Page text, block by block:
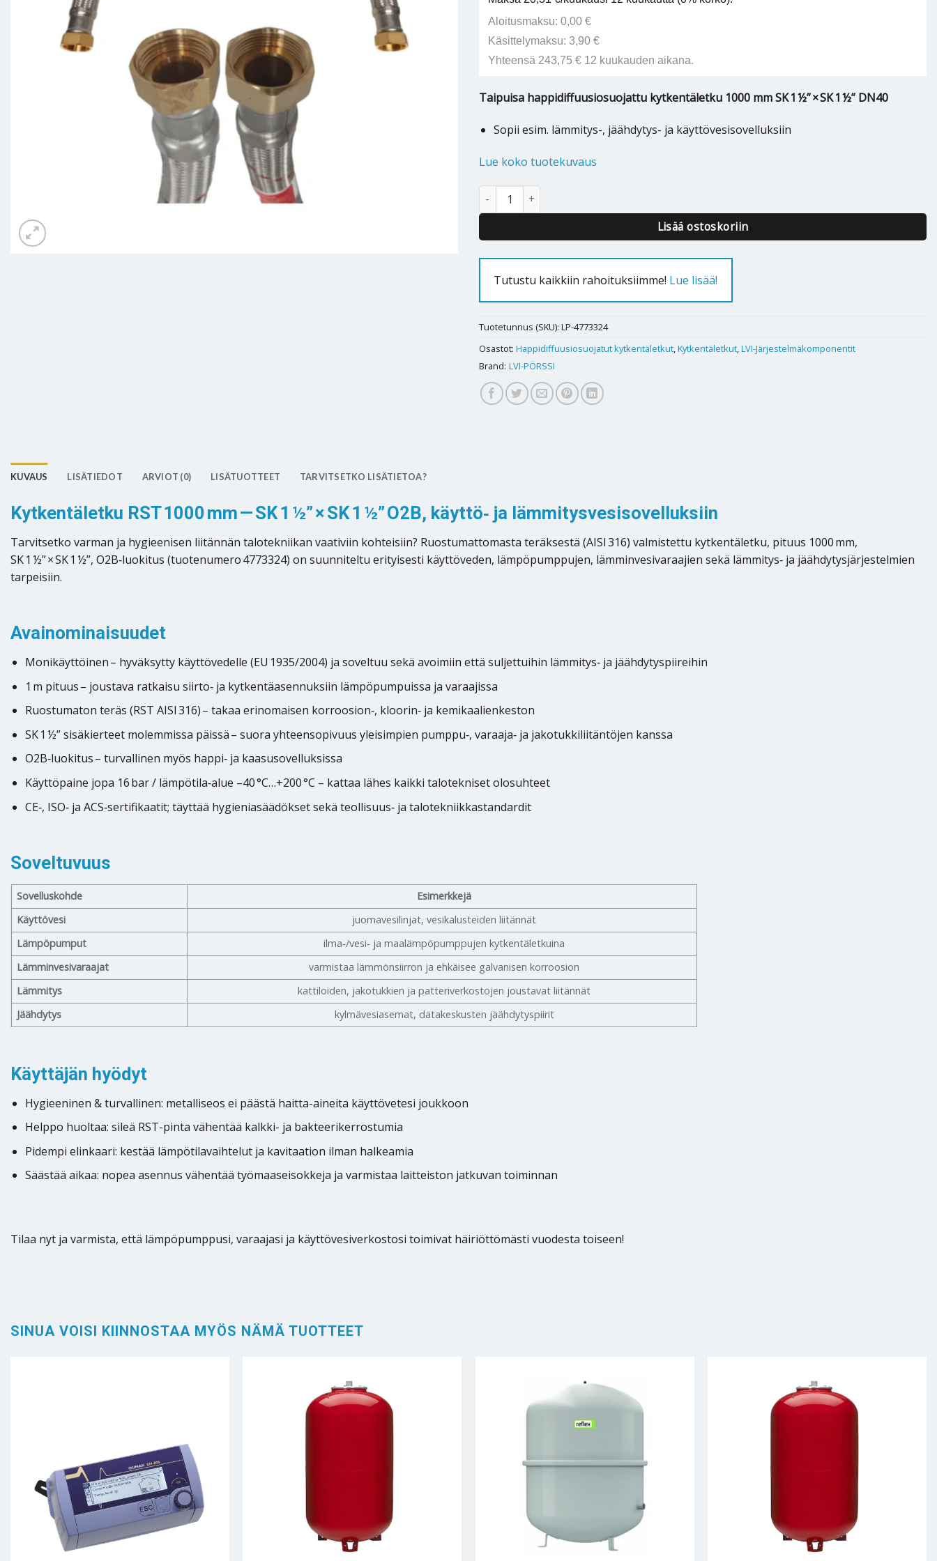
Aloitusmaksu: 0,00 €
Käsittelymaksu: 3,90 €
Yhteensä 243,75 € 12 kuukauden aikana.
Taipuisa happidiffuusiosuojattu kytkentäletku 1000 mm SK 1 ½” × SK 1 ½” DN40
Sopii esim. lämmitys-, jäähdytys- ja käyttövesisovelluksiin
Lue koko tuotekuvaus
KYTKENTÄLETKU 1000mm RST SK 1 1/2" x SK 1 1/2" O2B määrä
Lisää ostoskoriin
Tutustu kaikkiin rahoituksiimme! Lue lisää!
Tuotetunnus (SKU): LP-4773324
Osastot: Happidiffuusiosuojatut kytkentäletkut,Kytkentäletkut,LVI-Järjestelmäkomponentit
Brand: LVI-PÖRSSI
KUVAUS LISÄTIEDOT ARVIOT (0) LISÄTUOTTEET TARVITSETKO LISÄTIETOA?
Kytkentäletku RST 1000 mm — SK 1 ½” × SK 1 ½” O2B, käyttö‑ ja lämmitysvesisovelluksiin
Tarvitsetko varman ja hygieenisen liitännän talotekniikan vaativiin kohteisiin? Ruostumattomasta teräksestä (AISI 316) valmistettu kytkentäletku, pituus 1000 mm,
SK 1 ½” × SK 1 ½”, O2B‑luokitus (tuotenumero 4773324) on suunniteltu erityisesti käyttöveden, lämpöpumppujen, lämminvesivaraajien sekä lämmitys‑ ja jäähdytysjärjestelmien
tarpeisiin.
Avainominaisuudet
Monikäyttöinen – hyväksytty käyttövedelle (EU 1935/2004) ja soveltuu sekä avoimiin että suljettuihin lämmitys‑ ja jäähdytyspiireihin
1 m pituus – joustava ratkaisu siirto‑ ja kytkentäasennuksiin lämpöpumpuissa ja varaajissa
Ruostumaton teräs (RST AISI 316) – takaa erinomaisen korroosion‑, kloorin‑ ja kemikaalienkeston
SK 1 ½” sisäkierteet molemmissa päissä – suora yhteensopivuus yleisimpien pumppu‑, varaaja‑ ja jakotukkiliitäntöjen kanssa
O2B‑luokitus – turvallinen myös happi‑ ja kaasusovelluksissa
Käyttöpaine jopa 16 bar / lämpötila‑alue –40 °C…+200 °C – kattaa lähes kaikki talotekniset olosuhteet
CE‑, ISO‑ ja ACS‑sertifikaatit; täyttää hygieniasäädökset sekä teollisuus‑ ja talotekniikkastandardit
Soveltuvuus
Sovelluskohde
Esimerkkejä
Käyttövesi
juomavesilinjat, vesikalusteiden liitännät
Lämpöpumput
ilma‑/vesi‑ ja maalämpöpumppujen kytkentäletkuina
Lämminvesivaraajat
varmistaa lämmönsiirron ja ehkäisee galvanisen korroosion
Lämmitys
kattiloiden, jakotukkien ja patteriverkostojen joustavat liitännät
Jäähdytys
kylmävesiasemat, datakeskusten jäähdytyspiirit
Käyttäjän hyödyt
Hygieeninen & turvallinen: metalliseos ei päästä haitta-aineita käyttövetesi joukkoon
Helppo huoltaa: sileä RST-pinta vähentää kalkki- ja bakteerikerrostumia
Pidempi elinkaari: kestää lämpötilavaihtelut ja kavitaation ilman halkeamia
Säästää aikaa: nopea asennus vähentää työmaaseisokkeja ja varmistaa laitteiston jatkuvan toiminnan
Tilaa nyt ja varmista, että lämpöpumppusi, varaajasi ja käyttövesiverkostosi toimivat häiriöttömästi vuodesta toiseen!
SINUA VOISI KIINNOSTAA MYÖS NÄMÄ TUOTTEET